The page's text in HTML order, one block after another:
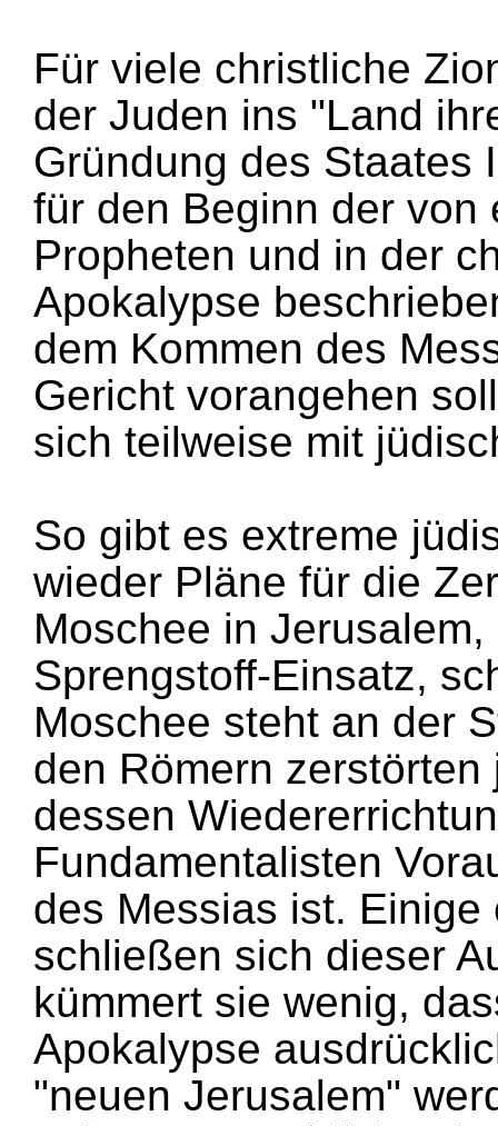
Für viele christliche
der Juden ins "Land
Gründung des Staates
für den Beginn der von
Propheten und in der
Apokalypse
dem Kommen des
Gericht vorangehen
sich teilweise mit
So gibt es extreme
wieder Pläne für die
Moschee in
Sprengstoff-Einsatz,
Moschee steht an der
den Römern zerstörten
dessen
Fundamentalisten
des Messias ist.
schließen sich dieser
kümmert sie wenig,
Apokalypse
"neuen Jerusalem"